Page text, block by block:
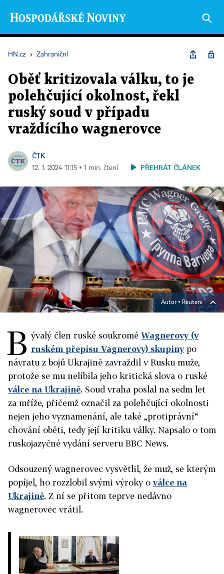
HN.cz › Zahraniční
Oběť kritizovala válku, to je
polehčující okolnost, řekl
ruský soud v případu
vraždícího wagnerovce
ČTK
12. 1. 2024 11:15 ▪ 1 min. čtení PŘEHRÁT ČLÁNEK
Autor ▪ Reuters
B ývalý člen ruské soukromé Wagnerovy (v
ruském přepisu Vagnerovy) skupinypo
návratu z bojů Ukrajině zavraždil v Rusku muže,
protože se mu nelíbila jeho kritická slova o ruské
válce na Ukrajině. Soud vraha poslal na sedm let
za mříže, přičemž označil za polehčující okolnosti
nejen jeho vyznamenání, ale také „protiprávní“
chování oběti, tedy její kritiku války. Napsalo o tom
ruskojazyčné vydání serveru BBC News.
Odsouzený wagnerovec vysvětlil, že muž, se kterým
popíjel, ho rozzlobil svými výroky oválce na
Ukrajině. Z ní se přitom teprve nedávno
wagnerovec vrátil.